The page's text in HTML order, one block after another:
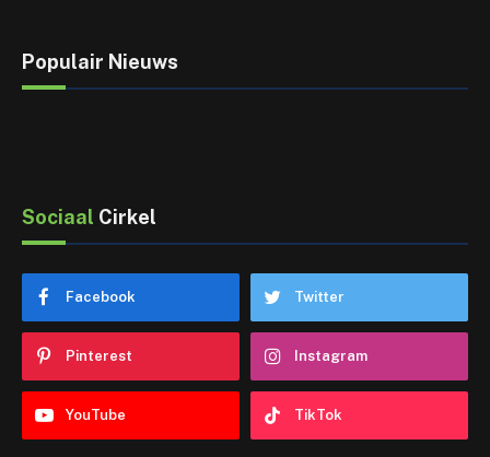
Populair Nieuws
Sociaal Cirkel
Facebook Twitter
Pinterest Instagram
YouTube TikTok